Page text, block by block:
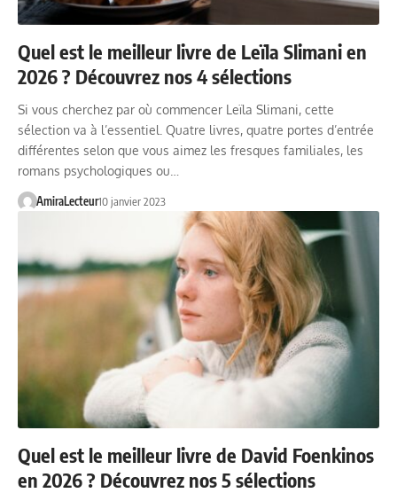
Quel est le meilleur livre de Leïla Slimani en
2026 ? Découvrez nos 4 sélections
Si vous cherchez par où commencer Leïla Slimani, cette
sélection va à l’essentiel. Quatre livres, quatre portes d’entrée
différentes selon que vous aimez les fresques familiales, les
romans psychologiques ou…
AmiraLecteur10 janvier 2023
Quel est le meilleur livre de David Foenkinos
en 2026 ? Découvrez nos 5 sélections